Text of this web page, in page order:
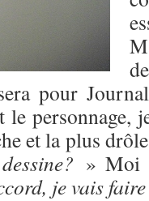
pour
le personnage,
et la plus
»
je vais